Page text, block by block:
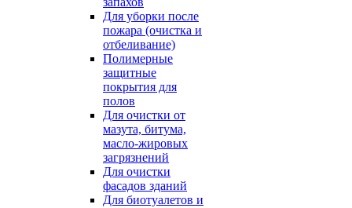
Для уборки после
пожара (очистка и
отбеливание)
Полимерные
защитные
покрытия для
полов
Для очистки от
мазута, битума,
масло-жировых
загрязнений
Для очистки
фасадов зданий
Для биотуалетов и